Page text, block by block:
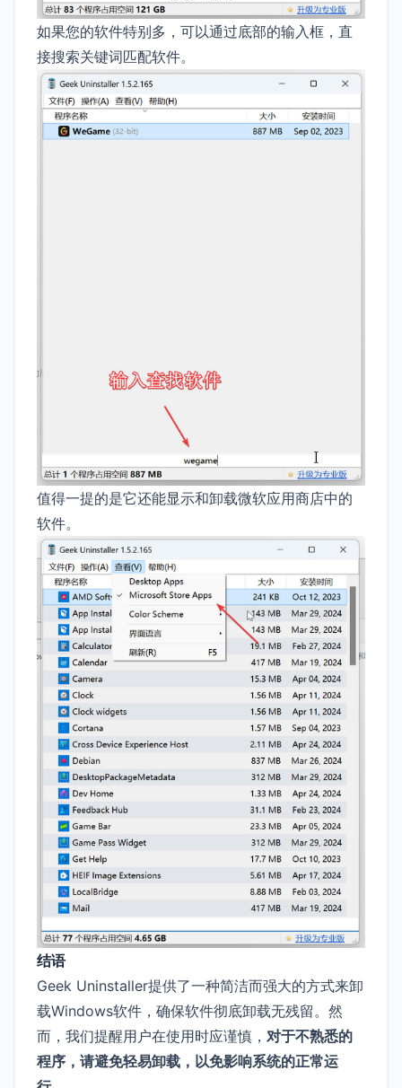
如果您的软件特别多，可以通过底部的输入框，直
接搜索关键词匹配软件。
值得一提的是它还能显示和卸载微软应用商店中的
软件。
结语
Geek Uninstaller提供了一种简洁而强大的方式来卸
载Windows软件，确保软件彻底卸载无残留。然
而，我们提醒用户在使用时应谨慎， 对于不熟悉的
程序，请避免轻易卸载，以免影响系统的正常运